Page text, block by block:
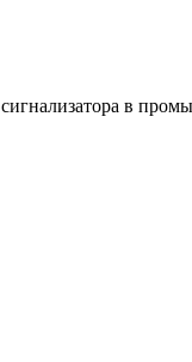
в